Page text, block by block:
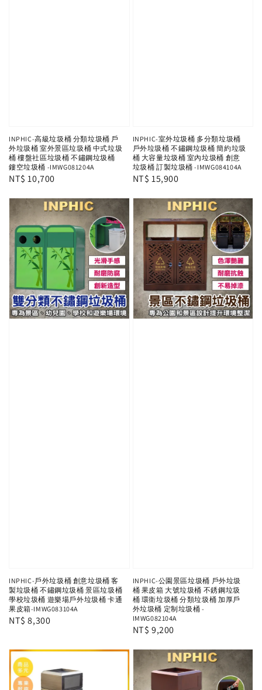
INPHIC-高級垃圾桶 分類垃圾桶 戶
外垃圾桶 室外景區垃圾桶 中式垃圾
桶 樓盤社區垃圾桶 不鏽鋼垃圾桶
鏤空垃圾桶 -IMWG081204A
Regular
NT$ 10,700
INPHIC-室外垃圾桶 多分類垃圾桶
戶外垃圾桶 不鏽鋼垃圾桶 簡約垃圾
桶 大容量垃圾桶 室內垃圾桶 創意
垃圾桶 訂製垃圾桶 -IMWG084104A
Regular
NT$ 15,900
INPHIC-戶外垃圾桶 創意垃圾桶 客
製垃圾桶 不鏽鋼垃圾桶 景區垃圾桶
學校垃圾桶 遊樂場戶外垃圾桶 卡通
果皮箱-IMWG083104A
Regular
NT$ 8,300
INPHIC-公園景區垃圾桶 戶外垃圾
桶 果皮箱 大號垃圾桶 不銹鋼垃圾
桶 環衛垃圾桶 分類垃圾桶 加厚戶
外垃圾桶 定制垃圾桶 -
IMWG082104A
Regular
NT$ 9,200